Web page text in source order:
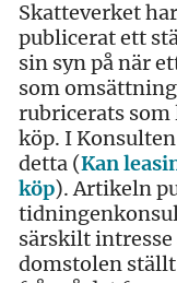
Skatteverket
publicerat ett
sin syn på när
som
rubricerats som
köp. I
detta (Kan
köp). Artikeln
särskilt intresse
domstolen